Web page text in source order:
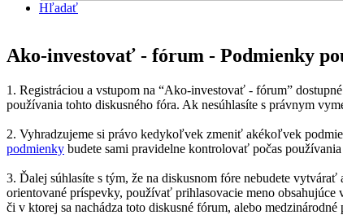
Hľadať
Ako-investovať - fórum - Podmienky
1. Registráciou a vstupom na “Ako-investovať - fórum”
používania tohto diskusného fóra. Ak nesúhlasíte s právnym
2. Vyhradzujeme si právo kedykoľvek zmeniť akékoľvek
podmienky budete sami pravidelne kontrolovať počas
3. Ďalej súhlasíte s tým, že na diskusnom fóre nebudete
orientované príspevky, používať prihlasovacie meno
či v ktorej sa nachádza toto diskusné fórum, alebo medzinárodné